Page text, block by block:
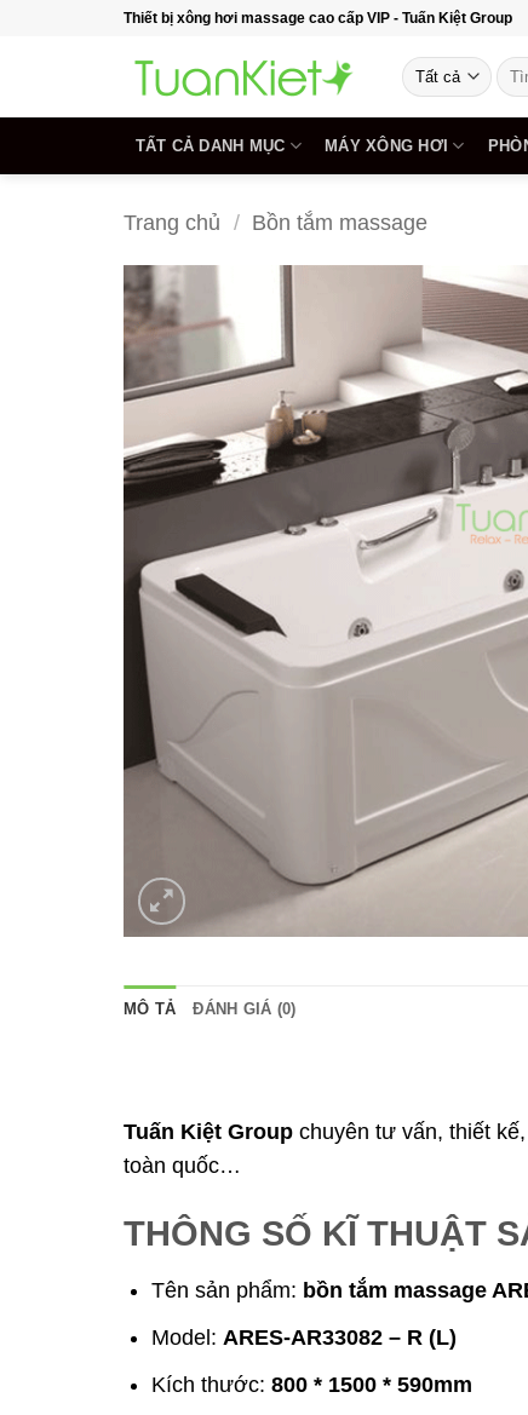
Thiết bị xông hơi massage cao cấp VIP - Tuấn Kiệt Group
Tìm
kiếm:
TẤT CẢ DANH MỤC MÁY XÔNG HƠI
Trang chủ / Bồn tắm massage
MÔ TẢ ĐÁNH GIÁ (0)
Tuấn Kiệt Group chuyên tư vấn, thiết
toàn quốc…
THÔNG SỐ KĨ THUẬT
Tên sản phẩm: bồn tắm massage
Model: ARES-AR33082 – R (L)
Kích thước:800 * 1500 * 590mm